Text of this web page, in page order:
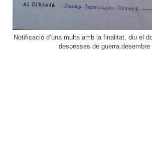
Notificació d’una multa amb la finalitat, diu el
despesses de guerra.desembre